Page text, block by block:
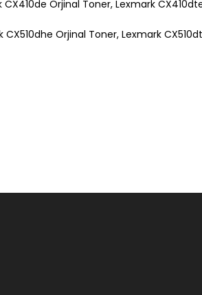
CX410de Orjinal Toner, Lexmark
CX510dhe Orjinal Toner, Lexmark